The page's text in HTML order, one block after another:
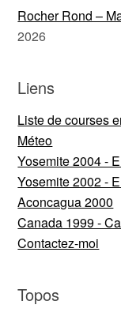
Rocher Rond –
2026
Liens
Liste de courses
Méteo
Yosemite 2004 -
Yosemite 2002 -
Aconcagua 2000
Canada 1999 -
Contactez-moi
Topos